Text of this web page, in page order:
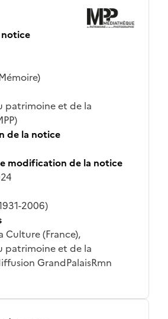
patrimoine et de la
de la notice
modification de la notice
2006)
Culture (France),
patrimoine et de la
GrandPalaisRmn